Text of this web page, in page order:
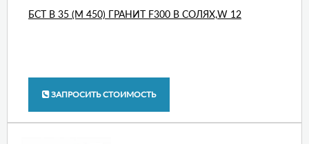
БСТ В 35 (М 450) ГРАНИТ F300 В СОЛЯХ,W 12
ЗАПРОСИТЬ СТОИМОСТЬ